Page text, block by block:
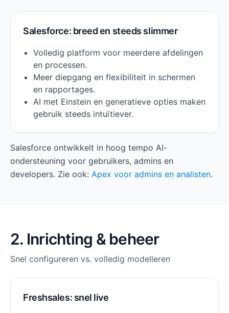
Salesforce: breed en steeds slimmer
Volledig platform voor meerdere afdelingen
en processen.
Meer diepgang en flexibiliteit in schermen
en rapportages.
AI met Einstein en generatieve opties maken
gebruik steeds intuïtiever.
Salesforce ontwikkelt in hoog tempo AI-
ondersteuning voor gebruikers, admins en
developers. Zie ook: Apex voor admins en analisten.
2. Inrichting & beheer
Snel configureren vs. volledig modelleren
Freshsales: snel live